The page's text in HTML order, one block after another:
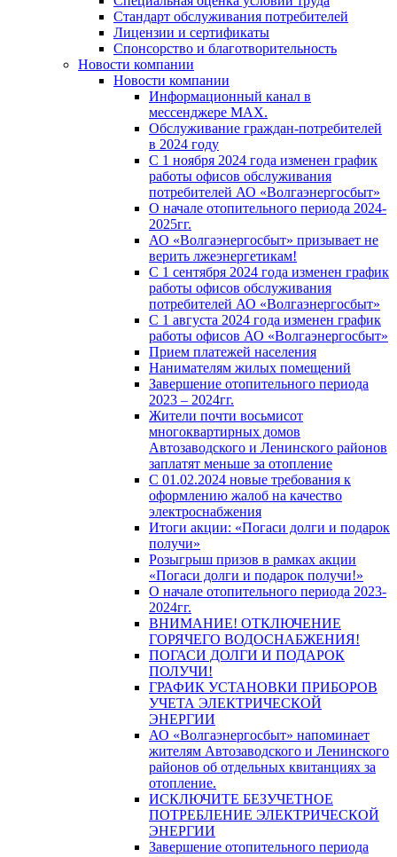
Стандарт обслуживания потребителей
Лицензии и сертификаты
Спонсорство и благотворительность
Новости компании
Новости компании
Информационный канал в
мессенджере MAX.
Обслуживание граждан-потребителей
в 2024 году
С 1 ноября 2024 года изменен график
работы офисов обслуживания
потребителей АО «Волгаэнергосбыт»
О начале отопительного периода 2024-
2025гг.
АО «Волгаэнергосбыт» призывает не
верить лжеэнергетикам!
С 1 сентября 2024 года изменен график
работы офисов обслуживания
потребителей АО «Волгаэнергосбыт»
С 1 августа 2024 года изменен график
работы офисов АО «Волгаэнергосбыт»
Прием платежей населения
Нанимателям жилых помещений
Завершение отопительного периода
2023 – 2024гг.
Жители почти восьмисот
многоквартирных домов
Автозаводского и Ленинского районов
заплатят меньше за отопление
С 01.02.2024 новые требования к
оформлению жалоб на качество
электроснабжения
Итоги акции: «Погаси долги и подарок
получи»
Розыгрыш призов в рамках акции
«Погаси долги и подарок получи!»
О начале отопительного периода 2023-
2024гг.
ВНИМАНИЕ! ОТКЛЮЧЕНИЕ
ГОРЯЧЕГО ВОДОСНАБЖЕНИЯ!
ПОГАСИ ДОЛГИ И ПОДАРОК
ПОЛУЧИ!
ГРАФИК УСТАНОВКИ ПРИБОРОВ
УЧЕТА ЭЛЕКТРИЧЕСКОЙ
ЭНЕРГИИ
АО «Волгаэнергосбыт» напоминает
жителям Автозаводского и Ленинского
районов об отдельных квитанциях за
отопление.
ИСКЛЮЧИТЕ БЕЗУЧЕТНОЕ
ПОТРЕБЛЕНИЕ ЭЛЕКТРИЧЕСКОЙ
ЭНЕРГИИ
Завершение отопительного периода